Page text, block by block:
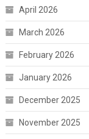
April 2026
March 2026
February 2026
January 2026
December 2025
November 2025